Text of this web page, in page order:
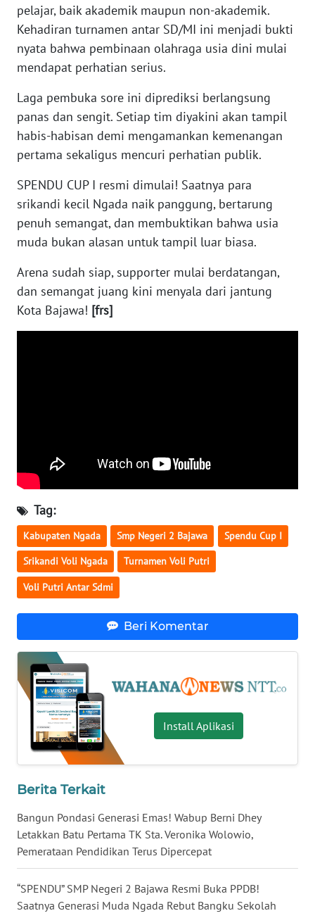
pelajar, baik akademik maupun non-akademik.
Kehadiran turnamen antar SD/MI ini menjadi bukti
nyata bahwa pembinaan olahraga usia dini mulai
mendapat perhatian serius.
Laga pembuka sore ini diprediksi berlangsung
panas dan sengit. Setiap tim diyakini akan tampil
habis-habisan demi mengamankan kemenangan
pertama sekaligus mencuri perhatian publik.
SPENDU CUP I resmi dimulai! Saatnya para
srikandi kecil Ngada naik panggung, bertarung
penuh semangat, dan membuktikan bahwa usia
muda bukan alasan untuk tampil luar biasa.
Arena sudah siap, supporter mulai berdatangan,
dan semangat juang kini menyala dari jantung
Kota Bajawa! [frs]
Tag:
Kabupaten Ngada Smp Negeri 2 Bajawa Spendu Cup I
Srikandi Voli Ngada Turnamen Voli Putri
Voli Putri Antar Sdmi
Beri Komentar
Install Aplikasi
Berita Terkait
Bangun Pondasi Generasi Emas! Wabup Berni Dhey
Letakkan Batu Pertama TK Sta. Veronika Wolowio,
Pemerataan Pendidikan Terus Dipercepat
“SPENDU” SMP Negeri 2 Bajawa Resmi Buka PPDB!
Saatnya Generasi Muda Ngada Rebut Bangku Sekolah
WN
SULBAR
WN
WN
SUMBAR
SUMSEL
WN
BENGKULU
WN
LAMPUNG
WN
WN
BALI
WN
KALBAR
WN
KALTENG
WN
KALTARA
WN
WN
WN
WN
GORONTALO